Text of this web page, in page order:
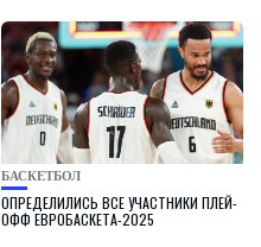
БАСКЕТБОЛ
ОПРЕДЕЛИЛИСЬ ВСЕ УЧАСТНИКИ ПЛЕЙ-
ОФФ ЕВРОБАСКЕТА-2025